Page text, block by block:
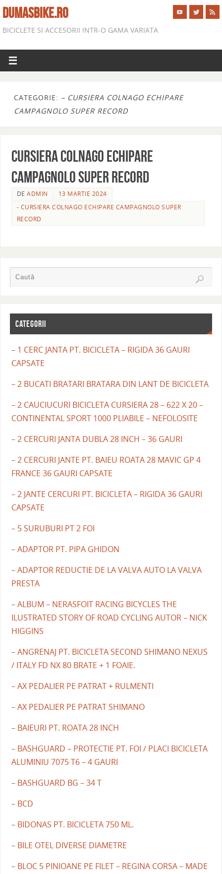
DUMASBIKE.RO
BICICLETE SI ACCESORII INTR-O GAMA VARIATA
CATEGORIE: – CURSIERA COLNAGO ECHIPARE
CAMPAGNOLO SUPER RECORD
CURSIERA COLNAGO ECHIPARE
CAMPAGNOLO SUPER RECORD
DEADMIN
13 MARTIE 2024
- CURSIERA COLNAGO ECHIPARE CAMPAGNOLO SUPER
RECORD
CATEGORII
– 1 CERC JANTA PT. BICICLETA – RIGIDA 36 GAURI
CAPSATE
– 2 BUCATI BRATARI BRATARA DIN LANT DE BICICLETA
– 2 CAUCIUCURI BICICLETA CURSIERA 28 – 622 X 20 –
CONTINENTAL SPORT 1000 PLIABILE – NEFOLOSITE
– 2 CERCURI JANTA DUBLA 28 INCH – 36 GAURI
– 2 CERCURI JANTE PT. BAIEU ROATA 28 MAVIC GP 4
FRANCE 36 GAURI CAPSATE
– 2 JANTE CERCURI PT. BICICLETA – RIGIDA 36 GAURI
CAPSATE
– 5 SURUBURI PT 2 FOI
– ADAPTOR PT. PIPA GHIDON
– ADAPTOR REDUCTIE DE LA VALVA AUTO LA VALVA
PRESTA
– ALBUM – NERASFOIT RACING BICYCLES THE
ILUSTRATED STORY OF ROAD CYCLING AUTOR – NICK
HIGGINS
– ANGRENAJ PT. BICICLETA SECOND SHIMANO NEXUS
/ ITALY FD NX 80 BRATE + 1 FOAIE.
– AX PEDALIER PE PATRAT + RULMENTI
– AX PEDALIER PE PATRAT SHIMANO
– BAIEURI PT. ROATA 28 INCH
– BASHGUARD – PROTECTIE PT. FOI / PLACI BICICLETA
ALUMINIU 7075 T6 – 4 GAURI
– BASHGUARD BG – 34 T
– BCD
– BIDONAS PT. BICICLETA 750 ML.
– BILE OTEL DIVERSE DIAMETRE
– BLOC 5 PINIOANE PE FILET – REGINA CORSA – MADE